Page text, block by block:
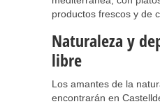
productos frescos y de
Naturaleza y
libre
Los amantes de la
encontrarán en